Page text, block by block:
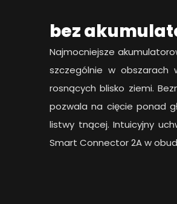
bez
Najmocniejsze
szczególnie w obszarach
rosnących blisko ziemi.
pozwala na cięcie ponad
listwy tnącej. Intuicyjny
Smart Connector 2A w